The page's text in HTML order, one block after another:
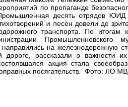
по пропаганде
десять отрядов ЮИД
и песен довели до
транспорта. По итогам
Промышленновского
на железнодорожную
дороге, рассказали о важности
акция стала
посягательств. Фото: ЛО